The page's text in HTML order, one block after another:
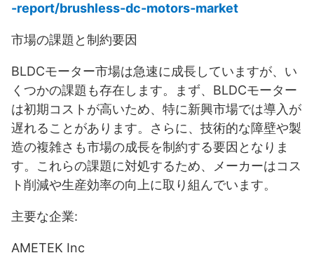
-report/brushless-dc-motors-market
市場の課題と制約要因
BLDCモーター市場は急速に成長していますが、い
くつかの課題も存在します。まず、BLDCモーター
は初期コストが高いため、特に新興市場では導入が
遅れることがあります。さらに、技術的な障壁や製
造の複雑さも市場の成長を制約する要因となりま
す。これらの課題に対処するため、メーカーはコス
ト削減や生産効率の向上に取り組んでいます。
主要な企業:
AMETEK Inc